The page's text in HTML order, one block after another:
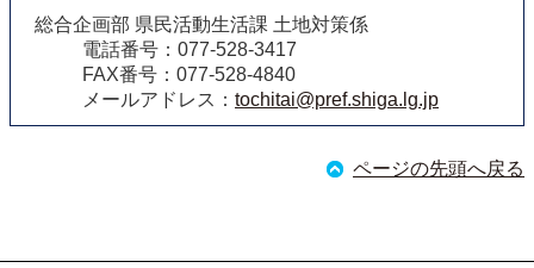
総合企画部 県民活動生活課 土地対策係
電話番号：077-528-3417
FAX番号：077-528-4840
メールアドレス： tochitai@pref.shiga.lg.jp
ページの先頭へ戻る